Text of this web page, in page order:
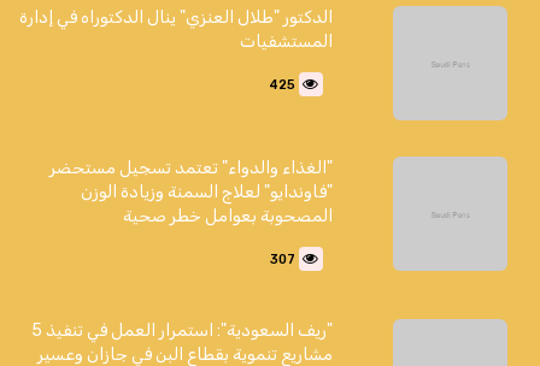
الدكتور "طلال العنزي" ينال الدكتوراه في إدارة
المستشفيات
425
"الغذاء والدواء" تعتمد تسجيل مستحضر
"فاوندايو" لعلاج السمنة وزيادة الوزن
المصحوبة بعوامل خطر صحية
307
"ريف السعودية": استمرار العمل في تنفيذ 5
مشاريع تنموية بقطاع البن في جازان وعسير